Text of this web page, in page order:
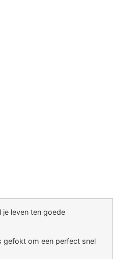
leven ten goede
gefokt om een ​​perfect snel